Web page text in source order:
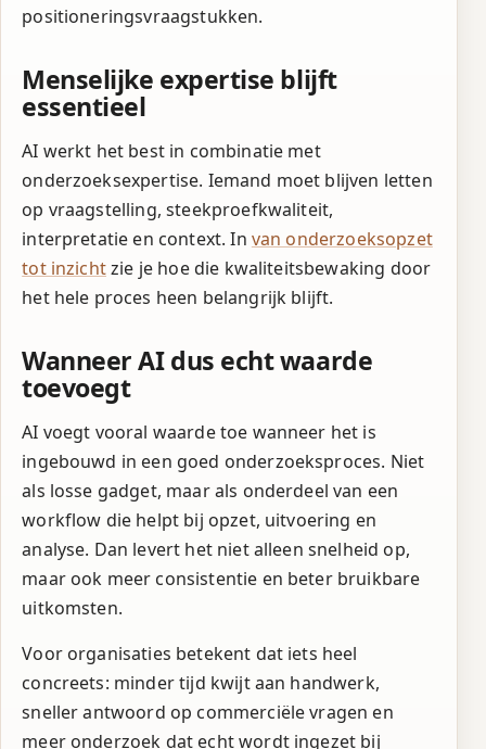
positioneringsvraagstukken.
Menselijke expertise blijft
essentieel
AI werkt het best in combinatie met
onderzoeksexpertise. Iemand moet blijven letten
op vraagstelling, steekproefkwaliteit,
interpretatie en context. In van onderzoeksopzet
tot inzichtzie je hoe die kwaliteitsbewaking door
het hele proces heen belangrijk blijft.
Wanneer AI dus echt waarde
toevoegt
AI voegt vooral waarde toe wanneer het is
ingebouwd in een goed onderzoeksproces. Niet
als losse gadget, maar als onderdeel van een
workflow die helpt bij opzet, uitvoering en
analyse. Dan levert het niet alleen snelheid op,
maar ook meer consistentie en beter bruikbare
uitkomsten.
Voor organisaties betekent dat iets heel
concreets: minder tijd kwijt aan handwerk,
sneller antwoord op commerciële vragen en
meer onderzoek dat echt wordt ingezet bij